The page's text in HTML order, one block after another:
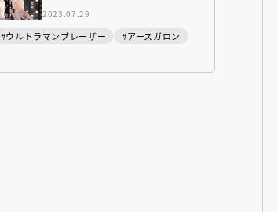
2023.07.29
#ウルトラマンブレーザー #アースガロン